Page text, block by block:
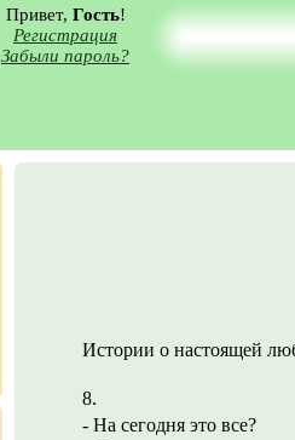
Привет, Гость!
Регистрация
Забыли пароль?
Истории о настоящей
8.
- На сегодня это все?